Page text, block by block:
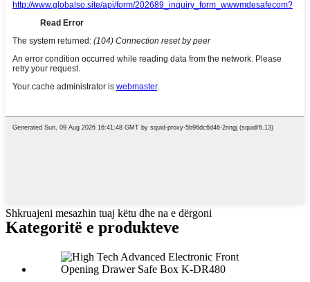
Shkruajeni mesazhin tuaj këtu dhe na e dërgoni
Kategoritë e produkteve